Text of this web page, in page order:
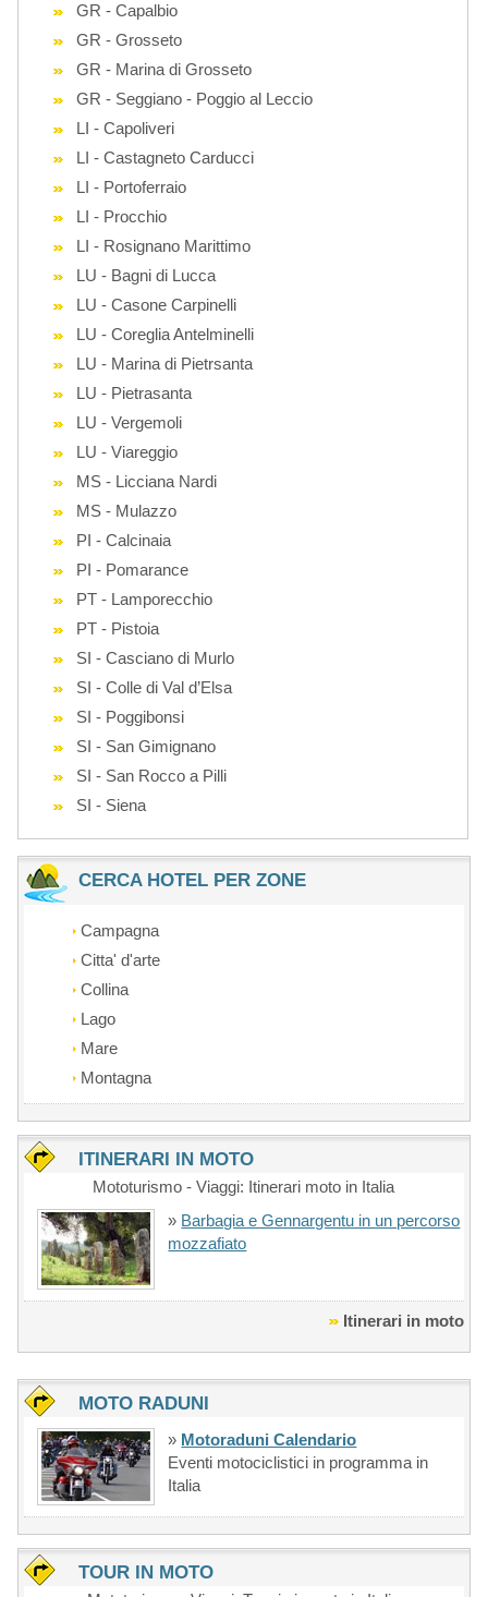
GR - Capalbio
GR - Grosseto
GR - Marina di Grosseto
GR - Seggiano - Poggio al Leccio
LI - Capoliveri
LI - Castagneto Carducci
LI - Portoferraio
LI - Procchio
LI - Rosignano Marittimo
LU - Bagni di Lucca
LU - Casone Carpinelli
LU - Coreglia Antelminelli
LU - Marina di Pietrsanta
LU - Pietrasanta
LU - Vergemoli
LU - Viareggio
MS - Licciana Nardi
MS - Mulazzo
PI - Calcinaia
PI - Pomarance
PT - Lamporecchio
PT - Pistoia
SI - Casciano di Murlo
SI - Colle di Val d’Elsa
SI - Poggibonsi
SI - San Gimignano
SI - San Rocco a Pilli
SI - Siena
CERCA HOTEL PER ZONE
Campagna
Citta' d'arte
Collina
Lago
Mare
Montagna
ITINERARI IN MOTO
Mototurismo - Viaggi: Itinerari moto in Italia
» Barbagia e Gennargentu in un percorso
mozzafiato
Itinerari in moto
MOTO RADUNI
» Motoraduni Calendario
Eventi motociclistici in programma in
Italia
TOUR IN MOTO